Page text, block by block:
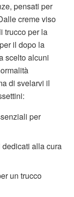
pensati per
creme viso
trucco per la
il dopo la
scelto alcuni
di svelarvi il
per
dedicati alla cura
un trucco